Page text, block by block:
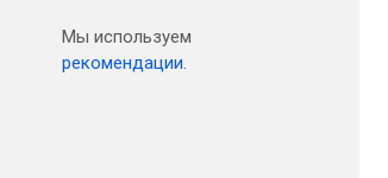
Мы используем
рекомендации.